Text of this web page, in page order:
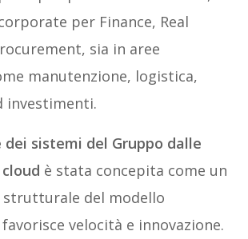
per Finance, Real
sia in aree
manutenzione, logistica,
investimenti.
dei sistemi del Gruppo dalle
è stata concepita come un
del modello
velocità e innovazione.